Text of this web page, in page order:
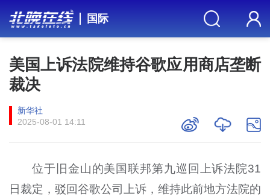
国际
美国上诉法院维持谷歌应用商店垄断
裁决
新华社
2025-08-01 14:11
位于旧金山的美国联邦第九巡回上诉法院31
日裁定，驳回谷歌公司上诉，维持此前地方法院的